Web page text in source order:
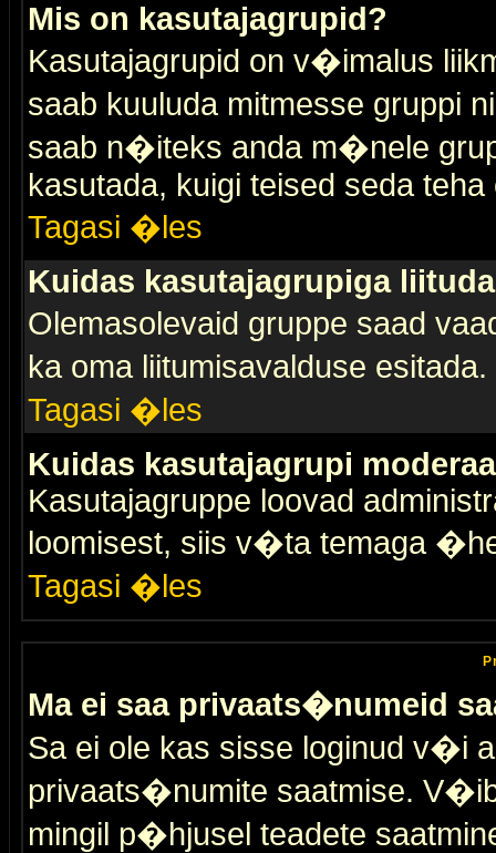
Mis on kasutajagrupid?
Kasutajagrupid on v�imalus
saab kuuluda mitmesse gruppi
saab n�iteks anda m�nele
kasutada, kuigi teised seda teha
Tagasi �les
Kuidas kasutajagrupiga
Olemasolevaid gruppe saad
ka oma liitumisavalduse
Tagasi �les
Kuidas kasutajagrupi
Kasutajagruppe loovad
loomisest, siis v�ta temaga
Tagasi �les
Ma ei saa privaats�numeid
Sa ei ole kas sisse loginud v�i
privaats�numite saatmise.
mingil p�hjusel teadete